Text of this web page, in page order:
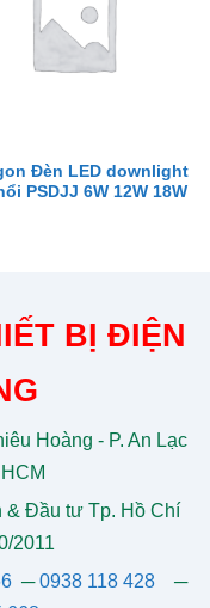
Đèn LED downlight
PSDJJ 6W 12W 18W
BỊ ĐIỆN
Hoàng - P. An Lạc
& Đầu tư Tp. Hồ Chí
2011
─0938 118 428─